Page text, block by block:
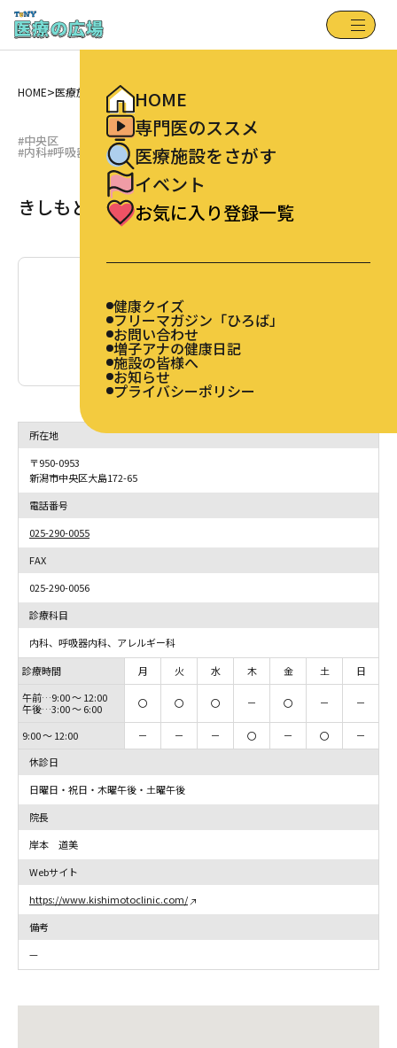
HOME
専門医のススメ
医療施設をさがす
イベント
お気に入り登録一覧
健康クイズ
フリーマガジン「ひろば」
お問い合わせ
増子アナの健康日記
施設の皆様へ
お知らせ
プライバシーポリシー
HOME>医療施設をさがす > きしもと医院
#中央区
#内科#呼吸器内科#アレルギー科
きしもと医院
所在地
〒950-0953
新潟市中央区大島172-65
電話番号
025-290-0055
FAX
025-290-0056
診療科目
内科、呼吸器内科、アレルギー科
診療時間
月 火 水 木 金 土
日
午前…9:00 ～ 12:00
午後…3:00 ～ 6:00
〇 〇 〇 － 〇 － －
9:00 ～ 12:00 － － － 〇 － 〇
－
休診日
日曜日・祝日・木曜午後・土曜午後
院長
岸本 道美
Webサイト
https://www.kishimotoclinic.com/
備考
—